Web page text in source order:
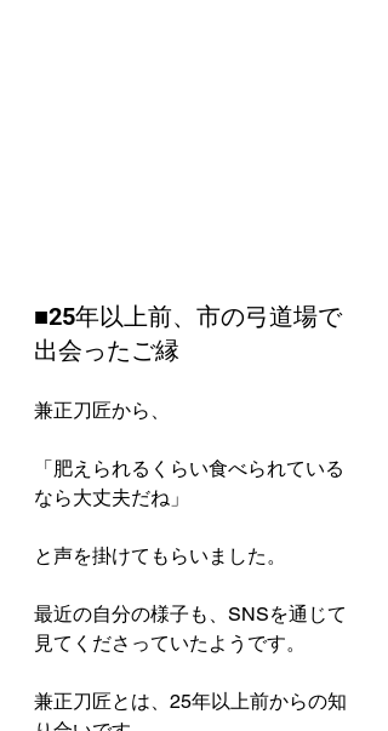
■25年以上前、市の弓道場で
出会ったご縁
兼正刀匠から、
「肥えられるくらい食べられている
なら大丈夫だね」
と声を掛けてもらいました。
最近の自分の様子も、SNSを通じて
見てくださっていたようです。
兼正刀匠とは、25年以上前からの知